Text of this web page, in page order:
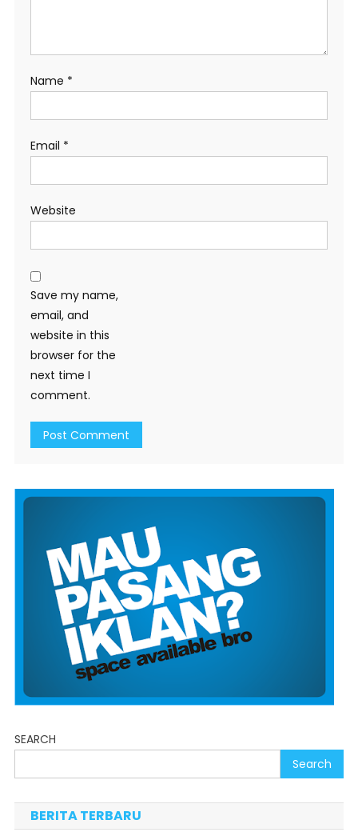
Name *
Email *
Website
Save my name,
email, and
website in this
browser for the
next time I
comment.
SEARCH
Search
BERITA TERBARU